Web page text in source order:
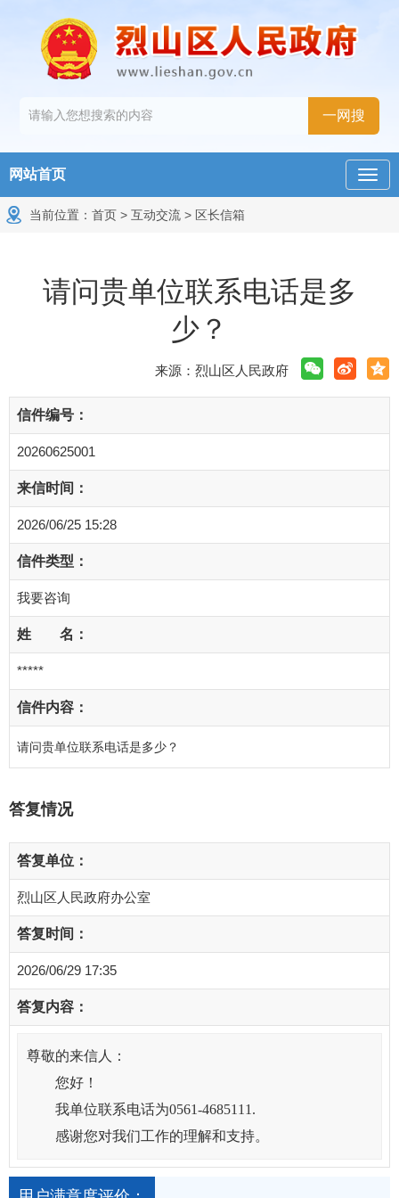
网站首页
当前位置： 首页 > 互动交流 > 区长信箱
请问贵单位联系电话是多
少？
来源：烈山区人民政府
信件编号：
20260625001
来信时间：
2026/06/25 15:28
信件类型：
我要咨询
姓 名：
*****
信件内容：
请问贵单位联系电话是多少？
答复情况
答复单位：
烈山区人民政府办公室
答复时间：
2026/06/29 17:35
答复内容：
尊敬的来信人：
您好！
我单位联系电话为0561-4685111.
感谢您对我们工作的理解和支持。